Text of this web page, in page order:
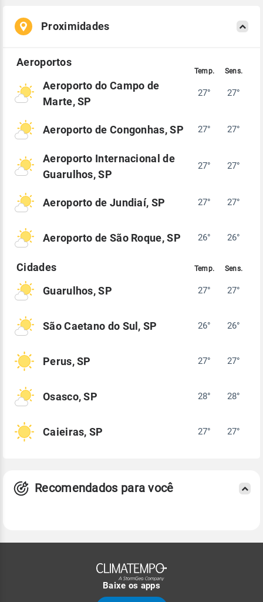
Proximidades
Aeroporto do Campo de
Marte, SP
27° 27°
Aeroporto de Congonhas, SP 27° 27°
Aeroporto Internacional de
Guarulhos, SP
27° 27°
Aeroporto de Jundiaí, SP 27° 27°
Aeroporto de São Roque, SP 26° 26°
Guarulhos, SP 27° 27°
São Caetano do Sul, SP 26° 26°
Perus, SP 27° 27°
Osasco, SP 28° 28°
Caieiras, SP 27° 27°
Recomendados para você
Baixe os apps